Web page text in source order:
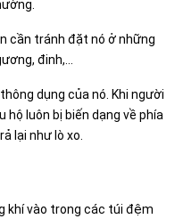
cần tránh đặt nó ở những
đinh,…
dụng của nó. Khi người
luôn bị biến dạng về phía
lại như lò xo.
khí vào trong các túi đệm